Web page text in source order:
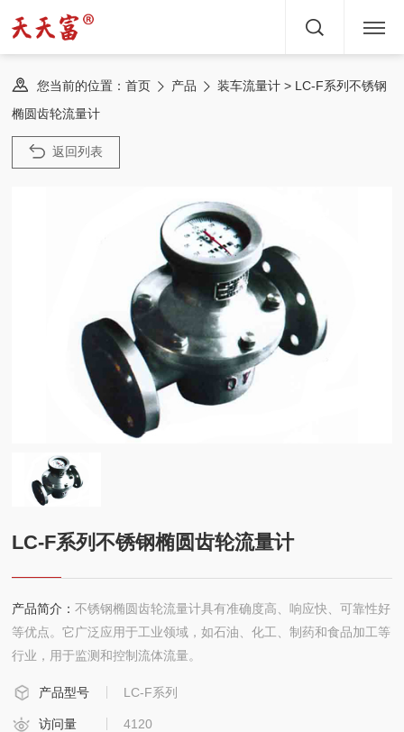
首页
文章
服务
新闻
方案
案例
您当前的位置：首页 产品 装车流量计 > LC-F系列不锈钢
椭圆齿轮流量计
返回列表
LC-F系列不锈钢椭圆齿轮流量计
产品简介：不锈钢椭圆齿轮流量计具有准确度高、响应快、可靠性好
等优点。它广泛应用于工业领域，如石油、化工、制药和食品加工等
行业，用于监测和控制流体流量。
产品型号 LC-F系列
访问量 4120